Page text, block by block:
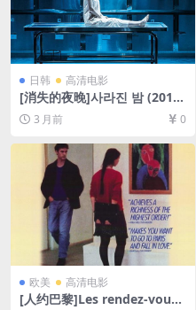
日韩 高清电影
[消失的夜晚]사라진 밤 (2018)
[百度网盘+夸克网盘1080P超
清未删减资源][网盘在线播放/
3 月前 0
欧美 高清电影
[人约巴黎]Les rendez-vous